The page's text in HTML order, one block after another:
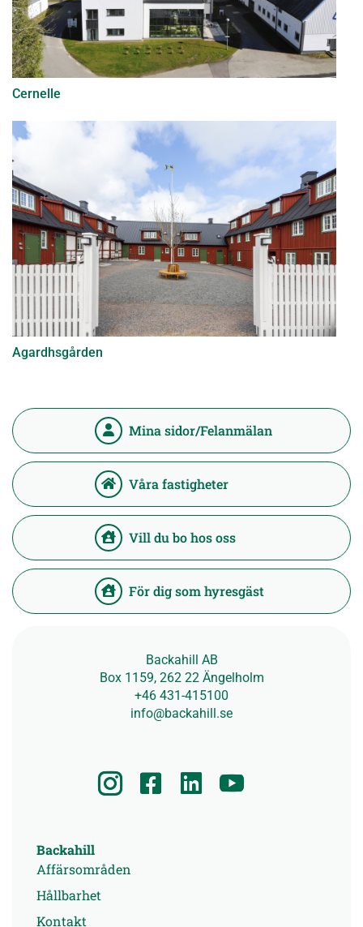
Cernelle
Agardhsgården
Mina sidor/Felanmälan
Våra fastigheter
Vill du bo hos oss
För dig som hyresgäst
Backahill AB
Box 1159, 262 22 Ängelholm
+46 431-415100
info@backahill.se
Backahill
Affärsområden
Hållbarhet
Kontakt